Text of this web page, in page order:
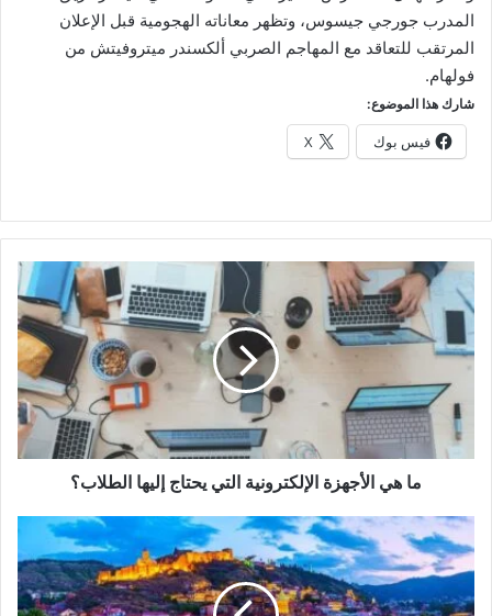
المدرب جورجي جيسوس، وتظهر معاناته الهجومية قبل الإعلان
المرتقب للتعاقد مع المهاجم الصربي ألكسندر ميتروفيتش من
فولهام.
شارك هذا الموضوع:
فيس بوك X
ما
هي
الأجهزة
الإلكترونية
التي
يحتاج
إليها
الطلاب؟
ما هي الأجهزة الإلكترونية التي يحتاج إليها الطلاب؟
مناطق
الجذب
السياحي
الأعلى